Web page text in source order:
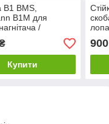
B1 BMS,
В1М для
/
Купити
900